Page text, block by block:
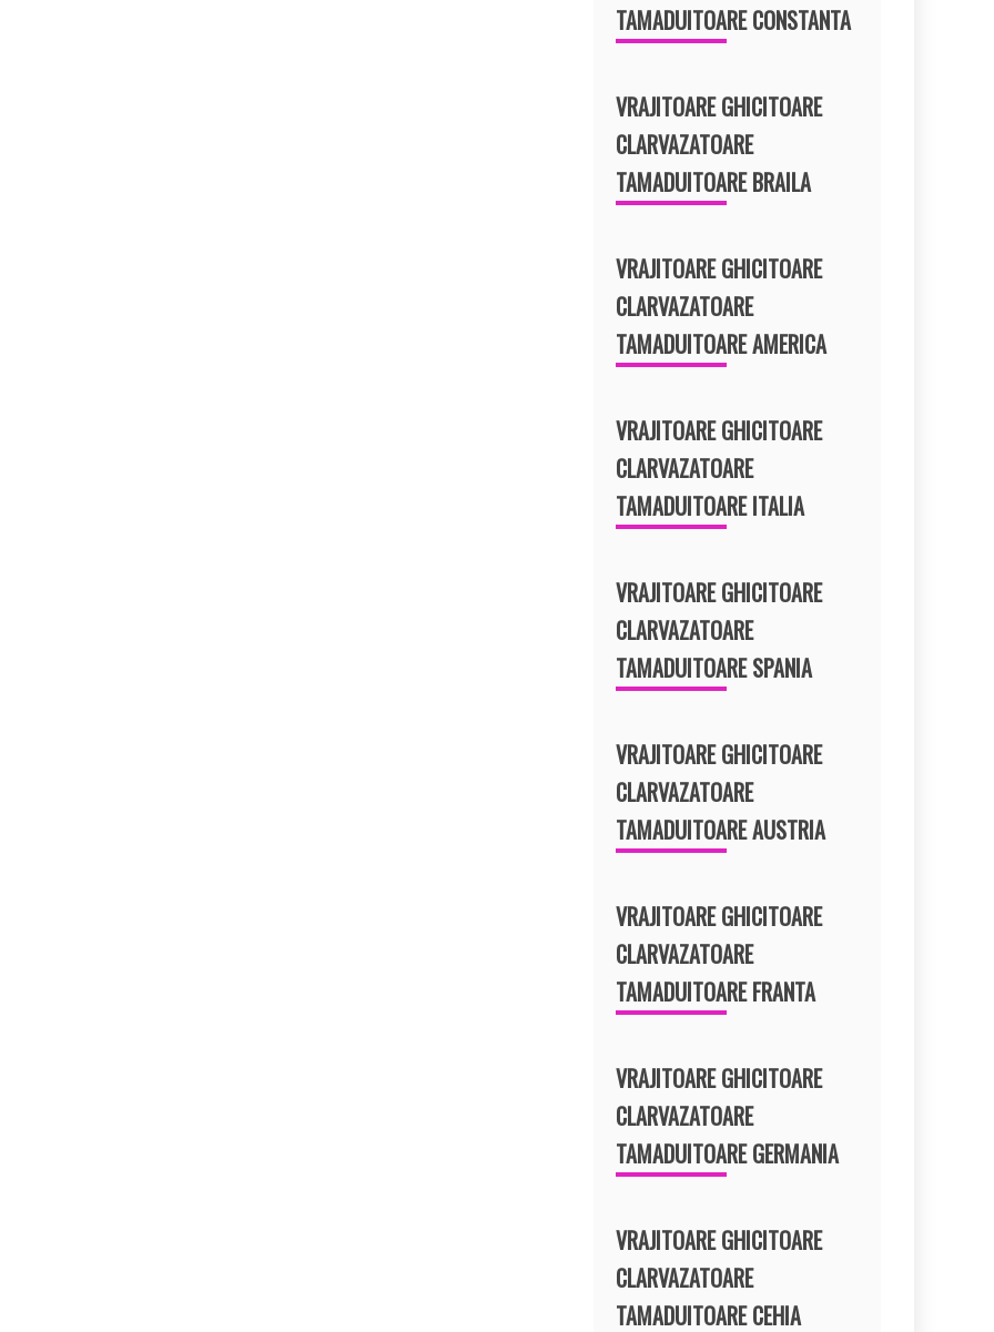
TAMADUITOARE CONSTANTA
VRAJITOARE GHICITOARE
CLARVAZATOARE
TAMADUITOARE BRAILA
VRAJITOARE GHICITOARE
CLARVAZATOARE
TAMADUITOARE AMERICA
VRAJITOARE GHICITOARE
CLARVAZATOARE
TAMADUITOARE ITALIA
VRAJITOARE GHICITOARE
CLARVAZATOARE
TAMADUITOARE SPANIA
VRAJITOARE GHICITOARE
CLARVAZATOARE
TAMADUITOARE AUSTRIA
VRAJITOARE GHICITOARE
CLARVAZATOARE
TAMADUITOARE FRANTA
VRAJITOARE GHICITOARE
CLARVAZATOARE
TAMADUITOARE GERMANIA
VRAJITOARE GHICITOARE
CLARVAZATOARE
TAMADUITOARE CEHIA